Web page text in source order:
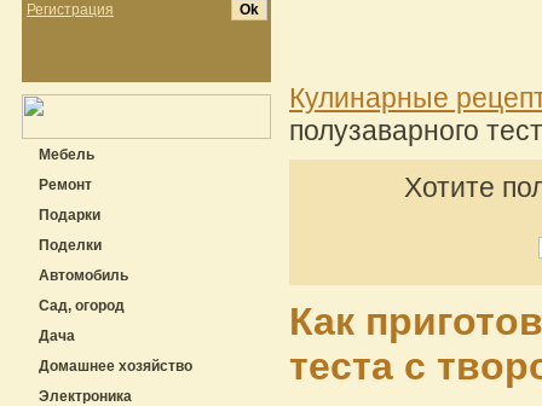
Регистрация
Мебель
Ремонт
Подарки
Поделки
Автомобиль
Сад, огород
Дача
Домашнее хозяйство
Электроника
Кулинарные
полузаварного
Хотите
Как
теста с